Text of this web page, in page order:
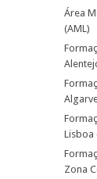
Área
(AML)
Lisboa
Zona